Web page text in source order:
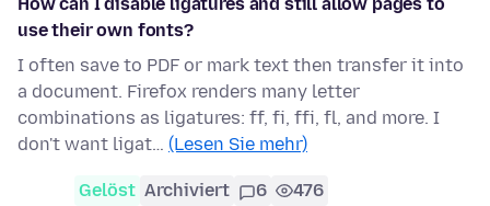
How can I disable ligatures and still allow pages to
use their own fonts?
I often save to PDF or mark text then transfer it into
a document. Firefox renders many letter
combinations as ligatures: ff, fi, ffi, fl, and more. I
don't want ligat… (Lesen Sie mehr)
Gelöst Archiviert 6 476